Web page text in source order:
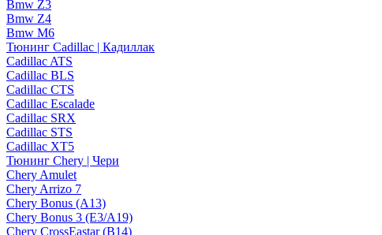
Bmw Z3
Bmw Z4
Bmw М6
Тюнинг Cadillac | Кадиллак
Cadillac ATS
Cadillac BLS
Cadillac CTS
Cadillac Escalade
Cadillac SRX
Cadillac STS
Cadillac XT5
Тюнинг Chery | Чери
Chery Amulet
Chery Arrizo 7
Chery Bonus (A13)
Chery Bonus 3 (E3/A19)
Chery CrossEastar (B14)